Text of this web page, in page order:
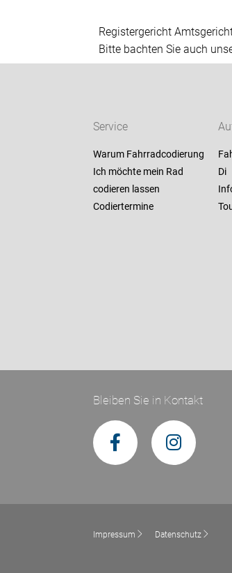
Registergericht
Bitte bachten Sie auch
Service
Warum Fahrradcodierung
Ich möchte mein Rad
codieren lassen
Codiertermine
Di
Bleiben Sie in Kontakt
Impressum Datenschutz